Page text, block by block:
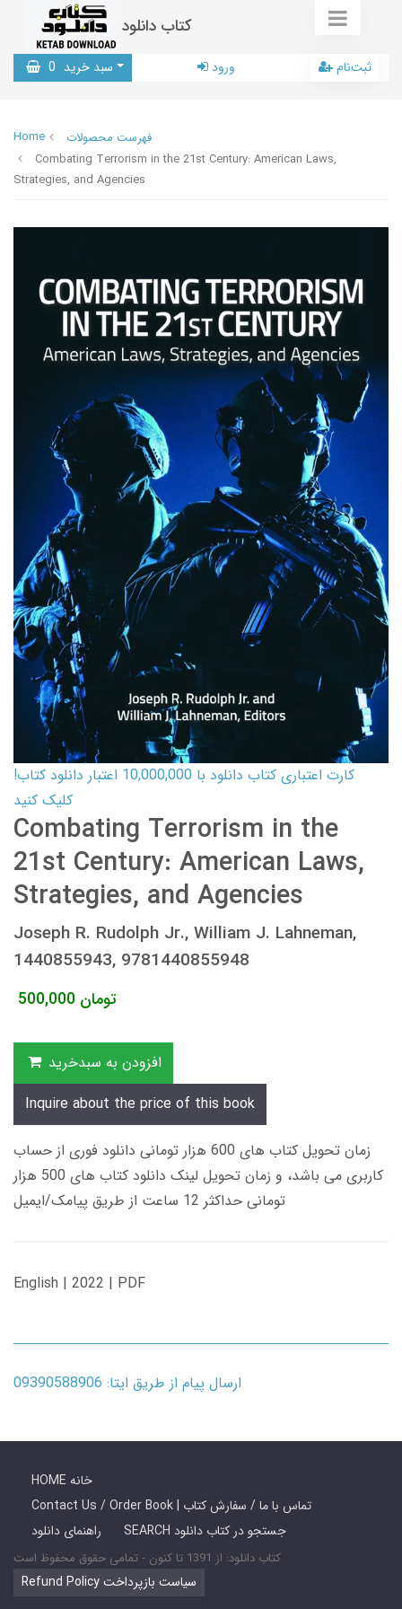
کتاب دانلود
سبد خرید 0 ورود ثبت‌نام
Home
فهرست محصولات
Combating Terrorism in the 21st Century: American Laws,
Strategies, and Agencies
کارت اعتباری کتاب دانلود با 10,000,000 اعتبار دانلود کتاب!
کلیک کنید
Combating Terrorism in the
21st Century: American Laws,
Strategies, and Agencies
Joseph R. Rudolph Jr., William J. Lahneman,
1440855943, 9781440855948
500,000 تومان
افزودن به سبدخرید
Inquire about the price of this book
زمان تحویل کتاب های 600 هزار تومانی دانلود فوری از حساب
کاربری می باشد، و زمان تحویل لینک دانلود کتاب های 500 هزار
تومانی حداکثر 12 ساعت از طریق پیامک/ایمیل
English | 2022 | PDF
ارسال پیام از طریق ایتا: 09390588906
HOME خانه
Contact Us / Order Book | تماس با ما / سفارش کتاب
راهنمای دانلود
SEARCH جستجو در کتاب دانلود
کتاب دانلود: از 1391 تا کنون - تمامی حقوق محفوظ است
Refund Policy سیاست بازپرداخت